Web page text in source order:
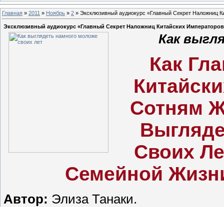
Главная » 2011 » Ноябрь » 2 » Эксклюзивный аудиокурс «Главный Секрет Наложниц
Эксклюзивный аудиокурс «Главный Секрет Наложниц Китайских
Как
Как
Сотням
Своих
Семейной
Автор: Элиза Танаки.